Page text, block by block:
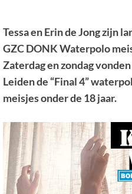
Tessa en Erin de Jong zijn
GZC DONK Waterpolo
Zaterdag en zondag
Leiden de “Final 4”
meisjes onder de 18 jaar.